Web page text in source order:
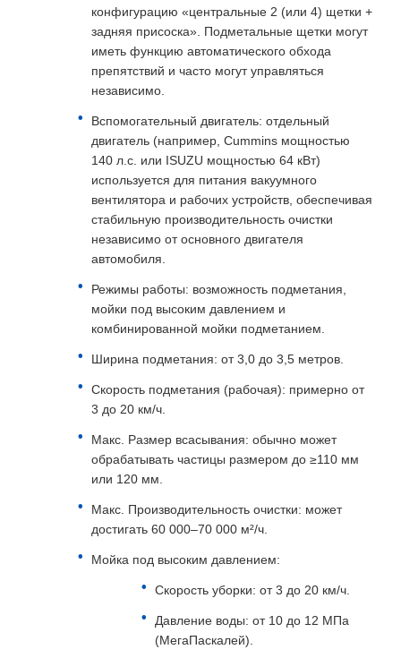
конфигурацию «центральные 2 (или 4) щетки +
задняя присоска». Подметальные щетки могут
иметь функцию автоматического обхода
препятствий и часто могут управляться
независимо.
Вспомогательный двигатель: отдельный
двигатель (например, Cummins мощностью
140 л.с. или ISUZU мощностью 64 кВт)
используется для питания вакуумного
вентилятора и рабочих устройств, обеспечивая
стабильную производительность очистки
независимо от основного двигателя
автомобиля.
Режимы работы: возможность подметания,
мойки под высоким давлением и
комбинированной мойки подметанием.
Ширина подметания: от 3,0 до 3,5 метров.
Скорость подметания (рабочая): примерно от
3 до 20 км/ч.
Макс. Размер всасывания: обычно может
обрабатывать частицы размером до ≥110 мм
или 120 мм.
Макс. Производительность очистки: может
достигать 60 000–70 000 м²/ч.
Мойка под высоким давлением:
Скорость уборки: от 3 до 20 км/ч.
Давление воды: от 10 до 12 МПа
(МегаПаскалей).